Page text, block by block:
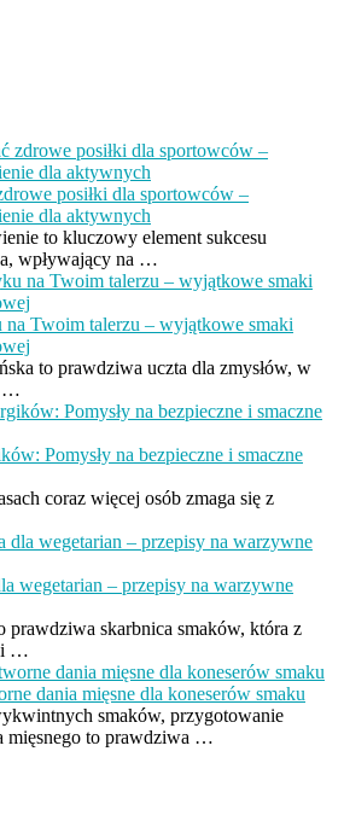
posiłki dla sportowców –
dla aktywnych
to kluczowy element sukcesu
wpływający na …
Twoim talerzu – wyjątkowe smaki
to prawdziwa uczta dla zmysłów, w
…
Pomysły na bezpieczne i smaczne
coraz więcej osób zmaga się z
wegetarian – przepisy na warzywne
prawdziwa skarbnica smaków, która z
…
dania mięsne dla koneserów smaku
smaków, przygotowanie
mięsnego to prawdziwa …